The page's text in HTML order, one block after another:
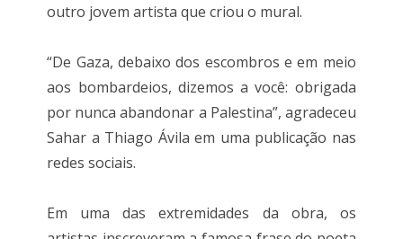
outro jovem artista que criou o mural.
“De Gaza, debaixo dos escombros e em meio
aos bombardeios, dizemos a você: obrigada
por nunca abandonar a Palestina”, agradeceu
Sahar a Thiago Ávila em uma publicação nas
redes sociais.
Em uma das extremidades da obra, os